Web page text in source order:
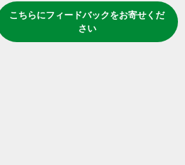
こちらにフィードバックをお寄せくだ
さい